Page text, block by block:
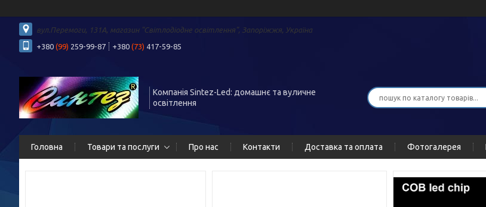
вул.Перемоги, 131А, магазин "Світлодіодне освітлення", Запоріжжя, Україна
+380 (99) 259-99-87 +380 (73) 417-59-85
Компанія Sintez-Led: домашнє та вуличне
освітлення
Головна Товари та послуги Про нас Контакти Доставка та оплата Фотогалерея